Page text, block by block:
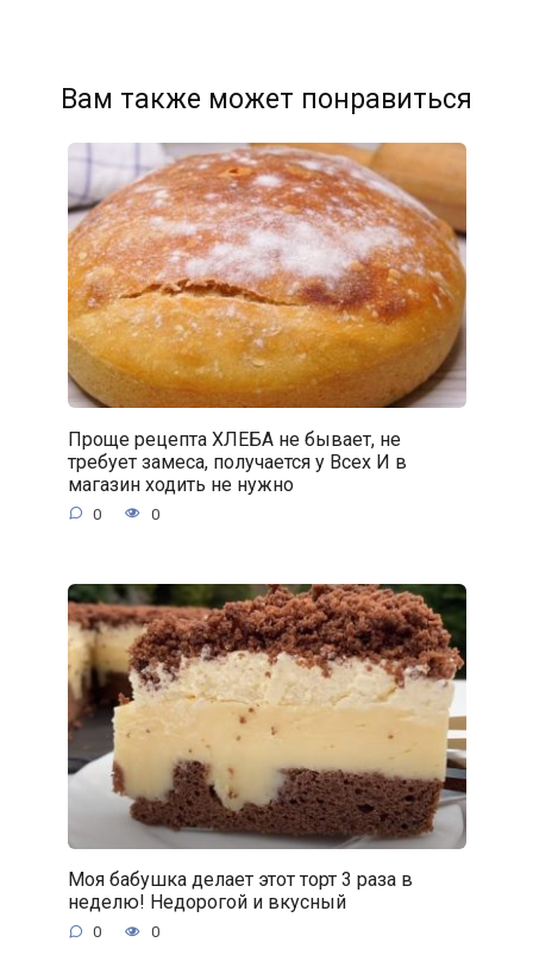
Вам также может понравиться
Проще рецепта ХЛЕБА не бывает, не
требует замеса, получается у Всех И в
магазин ходить не нужно
0 0
Моя бабушка делает этот торт 3 раза в
неделю! Недорогой и вкусный
0 0